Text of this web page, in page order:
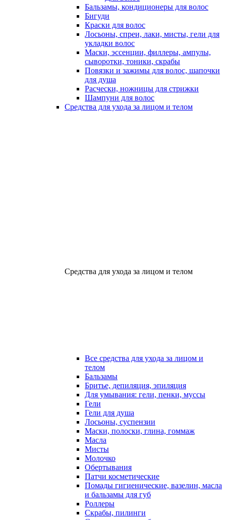
Бальзамы, кондиционеры для волос
Бигуди
Краски для волос
Лосьоны, спреи, лаки, мисты, гели для
укладки волос
Маски, эссенции, филлеры, ампулы,
сыворотки, тоники, скрабы
Повязки и зажимы для волос, шапочки
для душа
Расчески, ножницы для стрижки
Шампуни для волос
Средства для ухода за лицом и телом
Средства для ухода за лицом и телом
Все средства для ухода за лицом и
телом
Бальзамы
Бритье, депиляция, эпиляция
Для умывания: гели, пенки, муссы
Гели
Гели для душа
Лосьоны, суспензии
Маски, полоски, глина, гоммаж
Масла
Мисты
Молочко
Обертывания
Патчи косметические
Помады гигиенические, вазелин, масла
и бальзамы для губ
Роллеры
Скрабы, пилинги